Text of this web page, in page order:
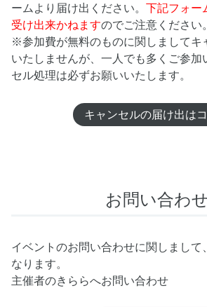
ームより届け出ください。 下記フォー
受け出来かねますのでご注意ください。
※参加費が無料のものに関しましてキ
いたしませんが、一人でも多くご参加
セル処理は必ずお願いいたします。
キャンセルの届け出は
お問い合わせ
イベントのお問い合わせに関しまして
なります。
主催者のきららへお問い合わせ